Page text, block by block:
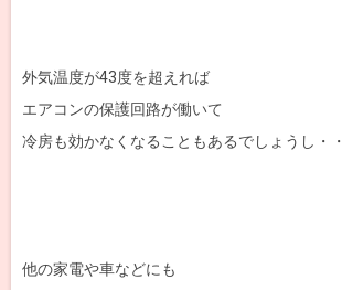
外気温度が43度を超えれば
エアコンの保護回路が働いて
冷房も効かなくなることもあるでしょうし・・
他の家電や車などにも